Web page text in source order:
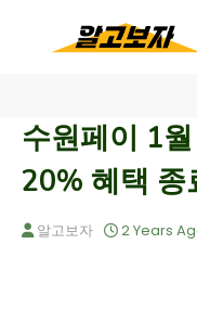
수원페이 1
20% 혜택 종
알고보자 2 Years